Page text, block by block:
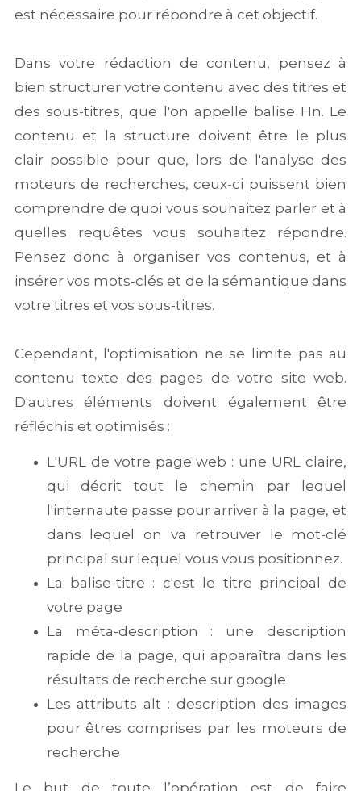
est nécessaire pour répondre à cet objectif.
Dans votre rédaction de contenu, pensez à
bien structurer votre contenu avec des titres et
des sous-titres, que l'on appelle balise Hn. Le
contenu et la structure doivent être le plus
clair possible pour que, lors de l'analyse des
moteurs de recherches, ceux-ci puissent bien
comprendre de quoi vous souhaitez parler et à
quelles requêtes vous souhaitez répondre.
Pensez donc à organiser vos contenus, et à
insérer vos mots-clés et de la sémantique dans
votre titres et vos sous-titres.
Cependant, l'optimisation ne se limite pas au
contenu texte des pages de votre site web.
D'autres éléments doivent également être
réfléchis et optimisés :
L'URL de votre page web : une URL claire,
qui décrit tout le chemin par lequel
l'internaute passe pour arriver à la page, et
dans lequel on va retrouver le mot-clé
principal sur lequel vous vous positionnez.
La balise-titre : c'est le titre principal de
votre page
La méta-description : une description
rapide de la page, qui apparaîtra dans les
résultats de recherche sur google
Les attributs alt : description des images
pour êtres comprises par les moteurs de
recherche